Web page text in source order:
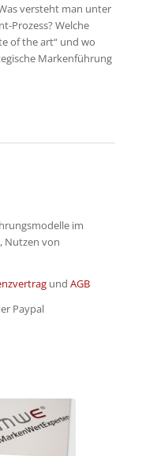
versteht man unter
Prozess? Welche
of the art“ und wo
Markenführung
im
Nutzen von
und AGB
Paypal